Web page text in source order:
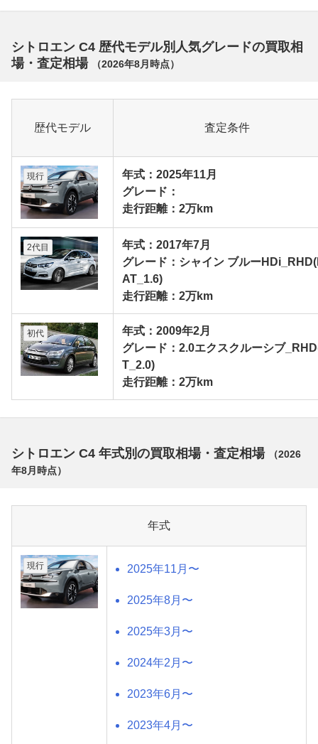
シトロエン C4 歴代モデル別人気グレードの買取相
場・査定相場
（2026年8月 時点）
歴代モデル 査定条件
現行
年式：2025年11月
グレード：
走行距離：2万km
2代目
年式：2017年7月
グレード：シャイン ブルー
AT_1.6)
走行距離：2万km
初代
年式：2009年2月
グレード：2.0エクスクルーシブ
T_2.0)
走行距離：2万km
シトロエン C4 年式別の買取相場・査定相場 （2026
年8月 時点）
年式
現行 2025年11月〜
2025年8月〜
2025年3月〜
2024年2月〜
2023年6月〜
2023年4月〜